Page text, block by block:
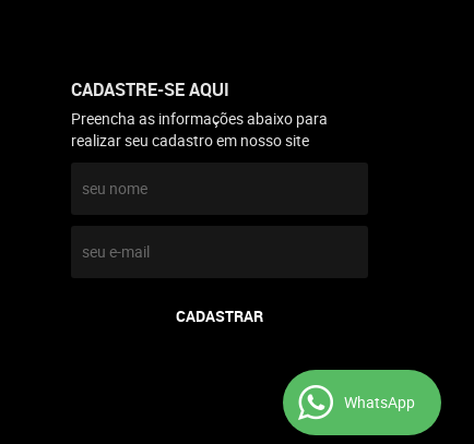
CADASTRE-SE AQUI
Preencha as informações abaixo para
realizar seu cadastro em nosso site
CADASTRAR
WhatsApp